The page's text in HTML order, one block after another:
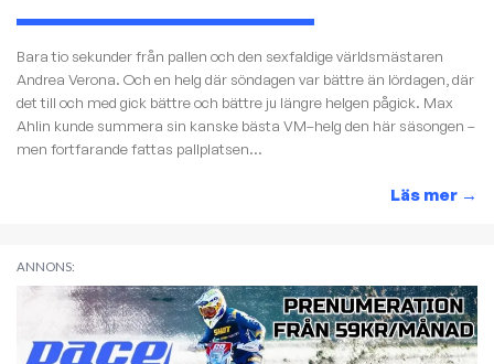
Bara tio sekunder från pallen och den sexfaldige världsmästaren
Andrea Verona. Och en helg där söndagen var bättre än lördagen, där
det till och med gick bättre och bättre ju längre helgen pågick. Max
Ahlin kunde summera sin kanske bästa VM–helg den här säsongen –
men fortfarande fattas pallplatsen...
Läs mer →
ANNONS: